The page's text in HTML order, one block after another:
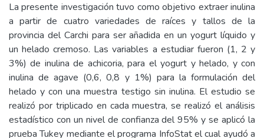
La presente investigación tuvo como objetivo extraer inulina
a partir de cuatro variedades de raíces y tallos de la
provincia del Carchi para ser añadida en un yogurt líquido y
un helado cremoso. Las variables a estudiar fueron (1, 2 y
3%) de inulina de achicoria, para el yogurt y helado, y con
inulina de agave (0,6, 0,8 y 1%) para la formulación del
helado y con una muestra testigo sin inulina. El estudio se
realizó por triplicado en cada muestra, se realizó el análisis
estadístico con un nivel de confianza del 95% y se aplicó la
prueba Tukey mediante el programa InfoStat el cual ayudó a